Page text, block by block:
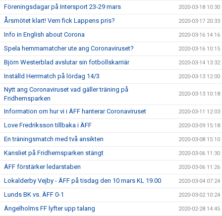
Föreningsdagar på Intersport 23-29 mars 2020-03-18 10:30
Årsmötet klart! Vem fick Lappens pris? 2020-03-17 20:33
Info in English about Corona 2020-03-16 14:16
Spela hemmamatcher ute ang Coronaviruset? 2020-03-16 10:15
Björn Westerblad avslutar sin fotbollskarriär 2020-03-14 13:32
Inställd Herrmatch på lördag 14/3 2020-03-13 12:00
Nytt ang Coronaviruset vad gäller träning på
Fridhemsparken
2020-03-13 10:18
Information om hur vi i ÄFF hanterar Coronaviruset 2020-03-11 12:03
Love Fredriksson tillbaka i ÄFF 2020-03-09 15:18
En träningsmatch med två ansikten 2020-03-08 15:10
Kansliet på Fridhemsparken stängt 2020-03-06 11:30
ÄFF förstärker ledarstaben 2020-03-06 11:26
Lokalderby Vejby - ÄFF på tisdag den 10 mars KL 19.00 2020-03-04 07:24
Lunds BK vs. ÄFF 0-1 2020-03-02 10:24
Ängelholms FF lyfter upp talang 2020-02-28 14:45